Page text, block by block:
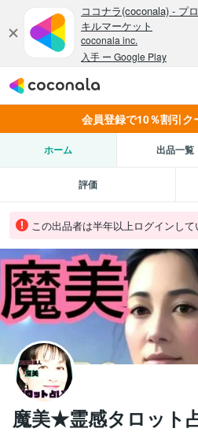
会員登録で10％割引ク
ホーム 出品一覧
評価
この出品者は半年以上ログインして
魔美★霊感タロット